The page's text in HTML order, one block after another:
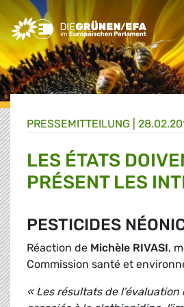
Greens/EFA Home
PRESSE­MITTEILUNG
LES ÉTATS
PRÉSENT LES
PESTICIDES
Réaction de Michèle RIVASI,
Commission santé et
« Les résultats de l’évaluation